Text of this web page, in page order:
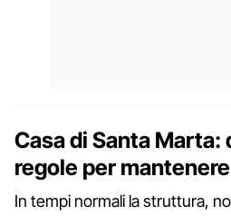
Casa di Santa Marta:
regole per
In tempi normali la struttura,